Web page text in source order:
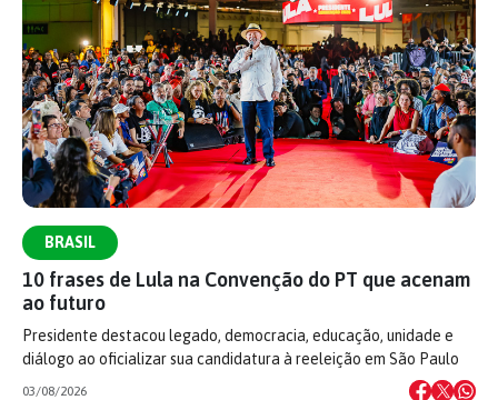
BRASIL
10 frases de Lula na Convenção do PT que acenam
ao futuro
Presidente destacou legado, democracia, educação, unidade e
diálogo ao oficializar sua candidatura à reeleição em São Paulo
03/08/2026